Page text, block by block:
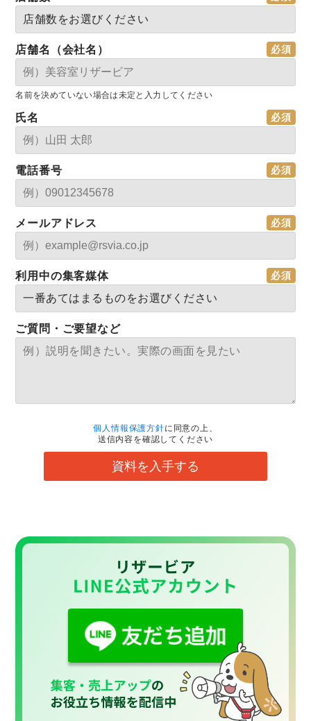
店舗名（会社名）
名前を決めていない場合は未定と入力してください
氏名
電話番号
メールアドレス
利用中の集客媒体
ご質問・ご要望など
個人情報保護方針に同意の上、
送信内容を確認してください
資料を入手する